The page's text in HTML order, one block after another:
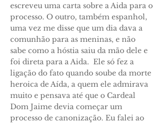
escreveu uma carta sobre a Aida para o
processo. O outro, também espanhol,
uma vez me disse que um dia dava a
comunhão para as meninas, e não
sabe como a hóstia saiu da mão dele e
foi direta para a Aida. Ele só fez a
ligação do fato quando soube da morte
heroica de Aída, a quem ele admirava
muito e pensava até que o Cardeal
Dom Jaime devia começar um
processo de canonização. Eu falei ao